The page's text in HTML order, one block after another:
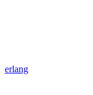
erlang